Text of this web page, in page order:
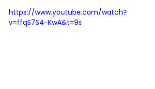
https://www.youtube.com/watch?
v=ffqS7S4-KwA&t=9s